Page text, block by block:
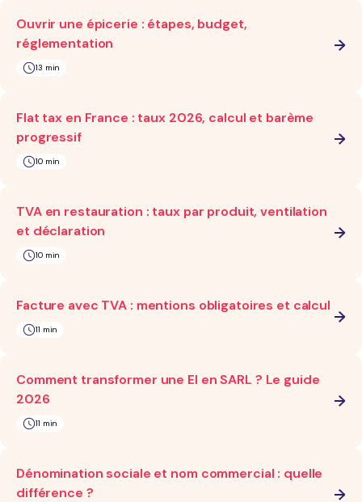
Ouvrir une épicerie : étapes, budget,
réglementation
13 min
Flat tax en France : taux 2026, calcul et barème
progressif
10 min
TVA en restauration : taux par produit, ventilation
et déclaration
10 min
Facture avec TVA : mentions obligatoires et calcul
11 min
Comment transformer une EI en SARL ? Le guide
2026
11 min
Dénomination sociale et nom commercial : quelle
différence ?